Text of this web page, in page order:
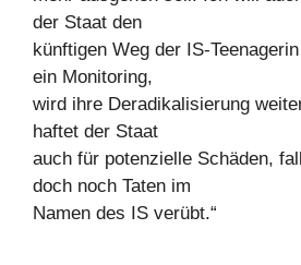
der Staat den
künftigen Weg der IS-
ein Monitoring,
wird ihre Deradikalisierung
haftet der Staat
auch für potenzielle Schäden,
doch noch Taten im
Namen des IS verübt.“